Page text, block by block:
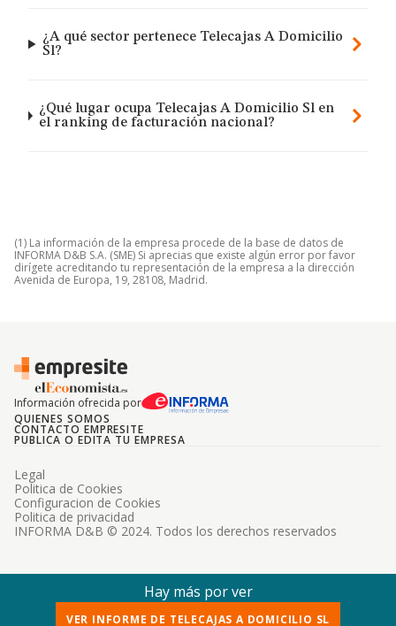
¿A qué sector pertenece Telecajas A Domicilio
Sl?
¿Qué lugar ocupa Telecajas A Domicilio Sl en
el ranking de facturación nacional?
(1) La información de la empresa procede de la base de datos de
INFORMA D&B S.A. (SME) Si aprecias que existe algún error por favor
dirígete acreditando tu representación de la empresa a la dirección
Avenida de Europa, 19, 28108, Madrid.
Información ofrecida por
QUIENES SOMOS
CONTACTO EMPRESITE
PUBLICA O EDITA TU EMPRESA
INFORMA D&B © 2024. Todos los derechos reservados
Legal
Politica de Cookies
Configuracion de Cookies
Politica de privacidad
Hay más por ver
VER INFORME DE TELECAJAS A DOMICILIO SL